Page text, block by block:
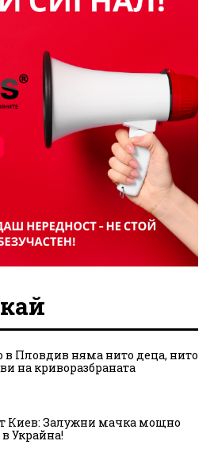
в Пловдив няма нито деца, нито
на криворазбраната
Киев: Залужни мачка мощно
Украйна!